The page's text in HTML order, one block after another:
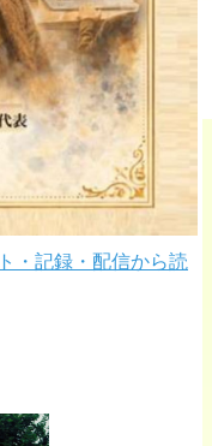
・記録・配信から読